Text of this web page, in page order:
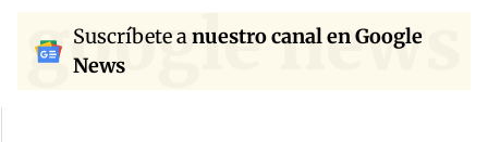
google news
Suscríbete anuestro canal en Google
News